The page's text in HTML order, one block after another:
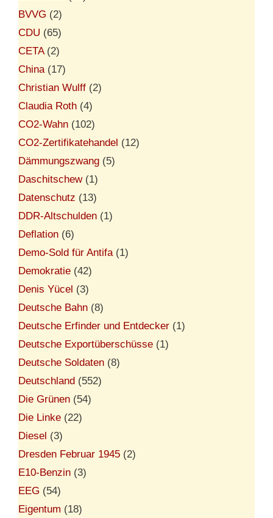
BVVG (2)
CDU (65)
CETA(2)
China(17)
Christian Wulff (2)
Claudia Roth (4)
CO2-Wahn (102)
CO2-Zertifikatehandel (12)
Dämmungszwang (5)
Daschitschew(1)
Datenschutz (13)
DDR-Altschulden (1)
Deflation (6)
Demo-Sold für Antifa(1)
Demokratie (42)
Denis Yücel (3)
Deutsche Bahn (8)
Deutsche Erfinder und Entdecker (1)
Deutsche Exportüberschüsse (1)
Deutsche Soldaten (8)
Deutschland (552)
Die Grünen (54)
Die Linke (22)
Diesel (3)
Dresden Februar 1945 (2)
E10-Benzin (3)
EEG (54)
Eigentum (18)